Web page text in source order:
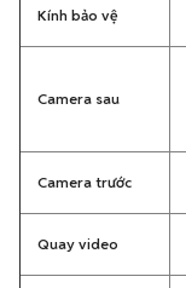
Kính bảo vệ
Camera sau
Camera trước
Quay video